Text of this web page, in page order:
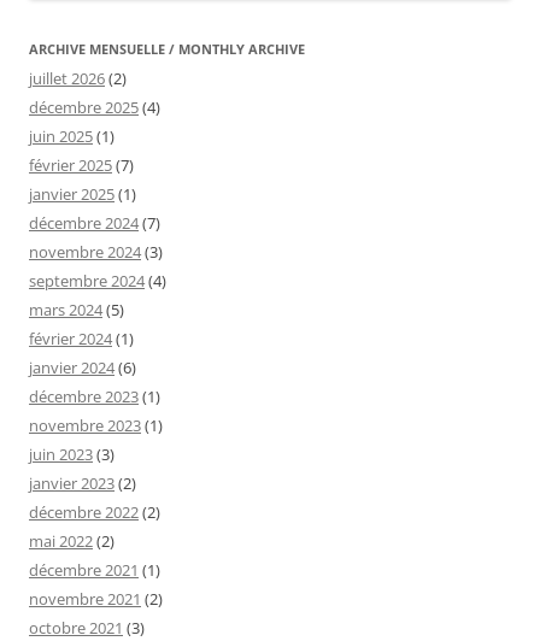
ARCHIVE MENSUELLE / MONTHLY ARCHIVE
juillet 2026(2)
décembre 2025(4)
juin 2025(1)
février 2025(7)
janvier 2025(1)
décembre 2024(7)
novembre 2024(3)
septembre 2024(4)
mars 2024(5)
février 2024(1)
janvier 2024(6)
décembre 2023(1)
novembre 2023(1)
juin 2023(3)
janvier 2023(2)
décembre 2022(2)
mai 2022(2)
décembre 2021 (1)
novembre 2021 (2)
octobre 2021 (3)